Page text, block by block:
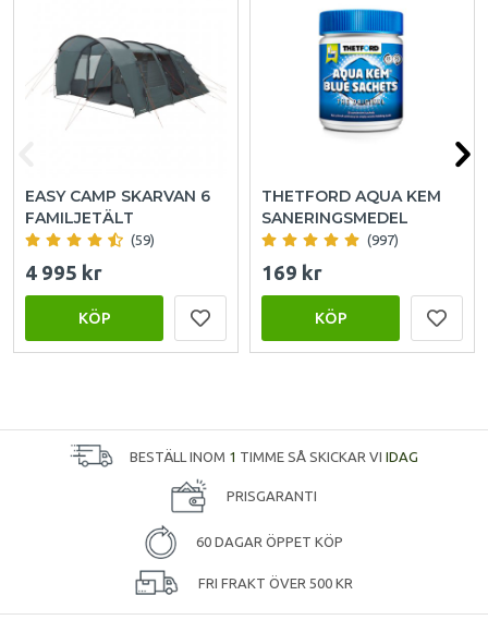
EASY CAMP SKARVAN 6
FAMILJETÄLT
(59)
4 995 kr
KÖP
THETFORD AQUA KEM
SANERINGSMEDEL
(997)
169 kr
KÖP
BESTÄLL INOM 1 TIMME SÅ SKICKAR VI IDAG
PRISGARANTI
60 DAGAR ÖPPET KÖP
FRI FRAKT ÖVER 500 KR